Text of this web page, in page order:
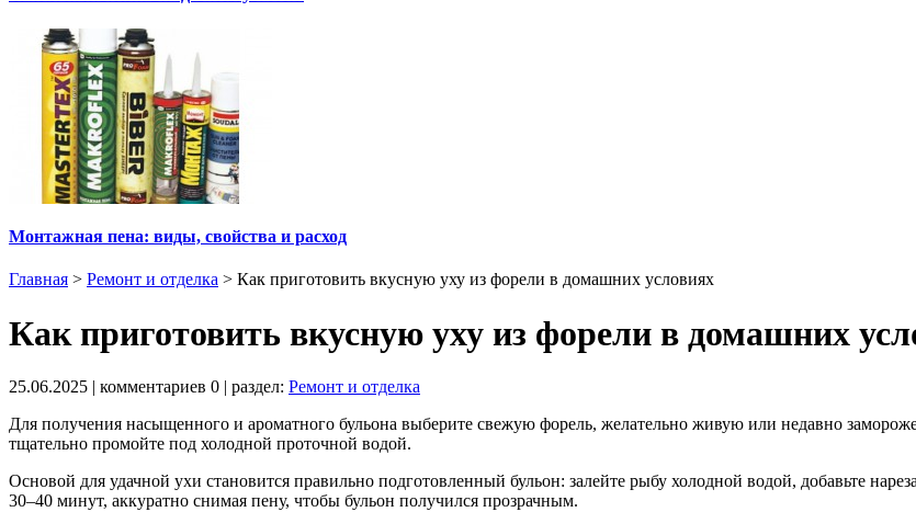
Монтажная пена: виды, свойства и расход
Главная > Ремонт и отделка > Как приготовить вкусную уху из форели в домашних условиях
Как приготовить вкусную уху из форели в домашних
25.06.2025 | комментариев 0 | раздел: Ремонт и отделка
Для получения насыщенного и ароматного бульона выберите свежую форель, желательно живую или недавно
тщательно промойте под холодной проточной водой.
Основой для удачной ухи становится правильно подготовленный бульон: залейте рыбу холодной водой, добавьте
30–40 минут, аккуратно снимая пену, чтобы бульон получился прозрачным.